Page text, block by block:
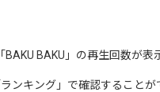
BAKU」の再生回数が
キング」で確認することが